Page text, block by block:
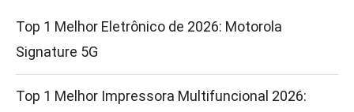
Top 1 Melhor Eletrônico de 2026: Motorola
Signature 5G
Top 1 Melhor Impressora Multifuncional 2026: